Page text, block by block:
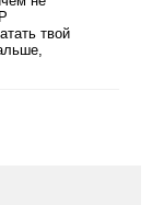
твой